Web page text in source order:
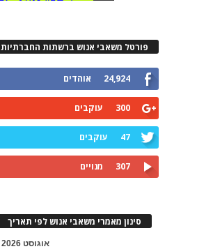
פורטל משאבי אנוש ברשתות החברתיות
24,924 אוהדים
300 עוקבים
47 עוקבים
307 מנויים
סינון מאמרי משאבי אנוש לפי תאריך
אוגוסט 2026